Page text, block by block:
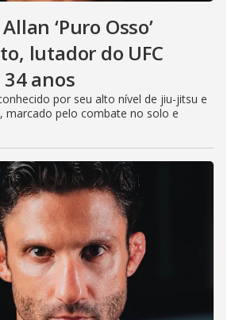
‘Puro Osso’
lutador do UFC
anos
por seu alto nível de jiu-jitsu e
marcado pelo combate no solo e